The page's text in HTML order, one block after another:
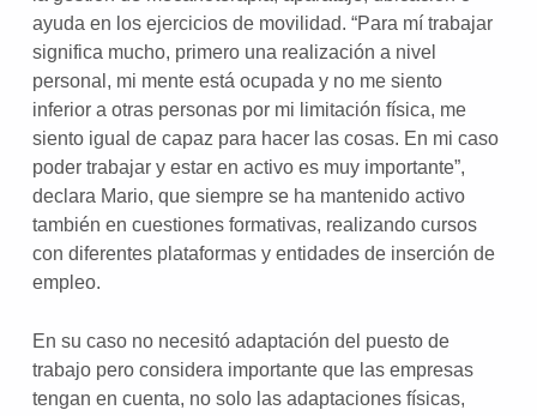
ayuda en los ejercicios de movilidad. “Para mí trabajar
significa mucho, primero una realización a nivel
personal, mi mente está ocupada y no me siento
inferior a otras personas por mi limitación física, me
siento igual de capaz para hacer las cosas. En mi caso
poder trabajar y estar en activo es muy importante”,
declara Mario, que siempre se ha mantenido activo
también en cuestiones formativas, realizando cursos
con diferentes plataformas y entidades de inserción de
empleo.
En su caso no necesitó adaptación del puesto de
trabajo pero considera importante que las empresas
tengan en cuenta, no solo las adaptaciones físicas,